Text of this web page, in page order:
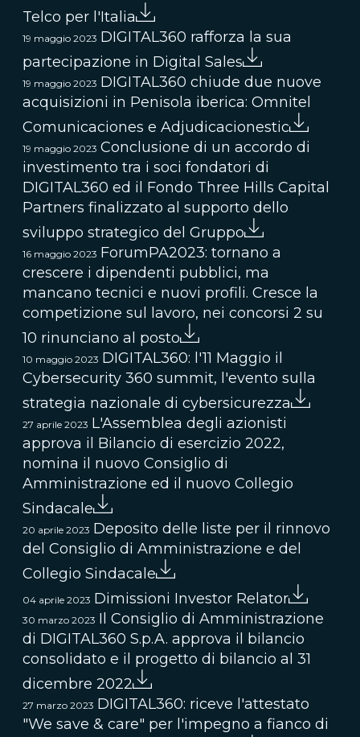
Telco per l'Italia
19 maggio 2023 DIGITAL360 rafforza la sua
partecipazione in Digital Sales
19 maggio 2023 DIGITAL360 chiude due nuove
acquisizioni in Penisola iberica: Omnitel
Comunicaciones e Adjudicacionestic
19 maggio 2023 Conclusione di un accordo di
investimento tra i soci fondatori di
DIGITAL360 ed il Fondo Three Hills Capital
Partners finalizzato al supporto dello
sviluppo strategico del Gruppo
16 maggio 2023 ForumPA2023: tornano a
crescere i dipendenti pubblici, ma
mancano tecnici e nuovi profili. Cresce la
competizione sul lavoro, nei concorsi 2 su
10 rinunciano al posto
10 maggio 2023 DIGITAL360: l'11 Maggio il
Cybersecurity 360 summit, l'evento sulla
strategia nazionale di cybersicurezza
27 aprile 2023 L'Assemblea degli azionisti
approva il Bilancio di esercizio 2022,
nomina il nuovo Consiglio di
Amministrazione ed il nuovo Collegio
Sindacale
20 aprile 2023 Deposito delle liste per il rinnovo
del Consiglio di Amministrazione e del
Collegio Sindacale
04 aprile 2023 Dimissioni Investor Relator
30 marzo 2023 Il Consiglio di Amministrazione
di DIGITAL360 S.p.A. approva il bilancio
consolidato e il progetto di bilancio al 31
dicembre 2022
27 marzo 2023 DIGITAL360: riceve l'attestato
"We save & care" per l'impegno a fianco di